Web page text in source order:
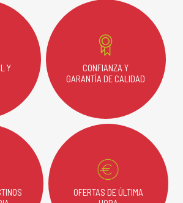
Y
CONFIANZA Y
GARANTÍA DE CALIDAD
OFERTAS DE ÚLTIMA